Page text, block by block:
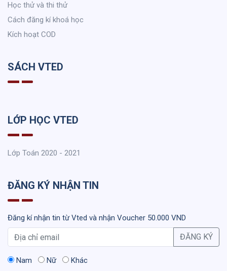
Học thử và thi thử
Cách đăng kí khoá học
Kích hoạt COD
SÁCH VTED
LỚP HỌC VTED
Lớp Toán 2020 - 2021
ĐĂNG KÝ NHẬN TIN
Đăng kí nhận tin từ Vted và nhận Voucher 50.000 VND
ĐĂNG KÝ
Nam Nữ Khác